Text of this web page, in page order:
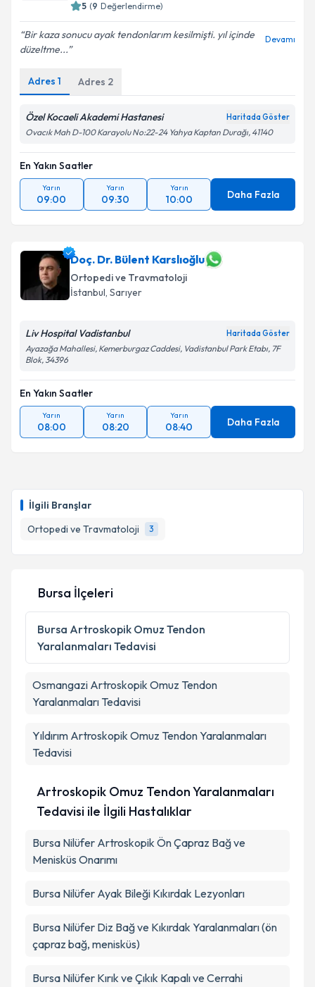
İlgili Branşlar
Ortopedi ve Travmatoloji
3
5 (9 Değerlendirme)
Bir kaza sonucu ayak tendonlarım kesilmişti. yıl içinde
düzeltme...
Devamı
Adres 1 Adres 2
Özel Kocaeli Akademi Hastanesi Haritada Göster
Ovacık Mah D-100 Karayolu No:22-24 Yahya Kaptan Durağı, 41140
En Yakın Saatler
Yarın
09:00
Yarın
09:30
Yarın
10:00 Daha Fazla
Doç. Dr. Bülent Karslıoğlu
Ortopedi ve Travmatoloji
İstanbul, Sarıyer
Liv Hospital Vadistanbul Haritada Göster
Ayazağa Mahallesi, Kemerburgaz Caddesi, Vadistanbul Park Etabı, 7F
Blok, 34396
En Yakın Saatler
Yarın
08:00
Yarın
08:20
Yarın
08:40 Daha Fazla
Bursa İlçeleri
Bursa Artroskopik Omuz Tendon
Yaralanmaları Tedavisi
Osmangazi Artroskopik Omuz Tendon
Yaralanmaları Tedavisi
Yıldırım Artroskopik Omuz Tendon Yaralanmaları
Tedavisi
Artroskopik Omuz Tendon Yaralanmaları
Tedavisi ile İlgili Hastalıklar
Bursa Nilüfer Artroskopik Ön Çapraz Bağ ve
Menisküs Onarımı
Bursa Nilüfer Ayak Bileği Kıkırdak Lezyonları
Bursa Nilüfer Diz Bağ ve Kıkırdak Yaralanmaları (ön
çapraz bağ, menisküs)
Bursa Nilüfer Kırık ve Çıkık Kapalı ve Cerrahi